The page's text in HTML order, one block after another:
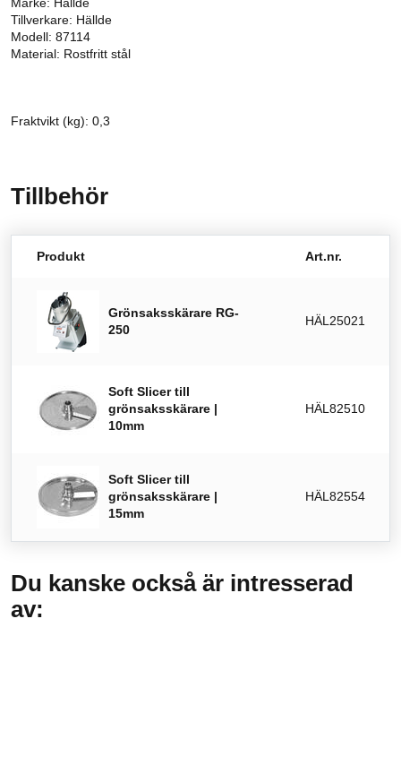
Tillverkare: Hällde
Modell: 87114
Material: Rostfritt stål
Fraktvikt (kg): 0,3
Tillbehör
Produkt Art.nr.
Grönsaksskärare RG-
250
HÄL25021
Soft Slicer till
grönsaksskärare |
10mm
HÄL82510
Soft Slicer till
grönsaksskärare |
15mm
HÄL82554
Du kanske också är intresserad
av: